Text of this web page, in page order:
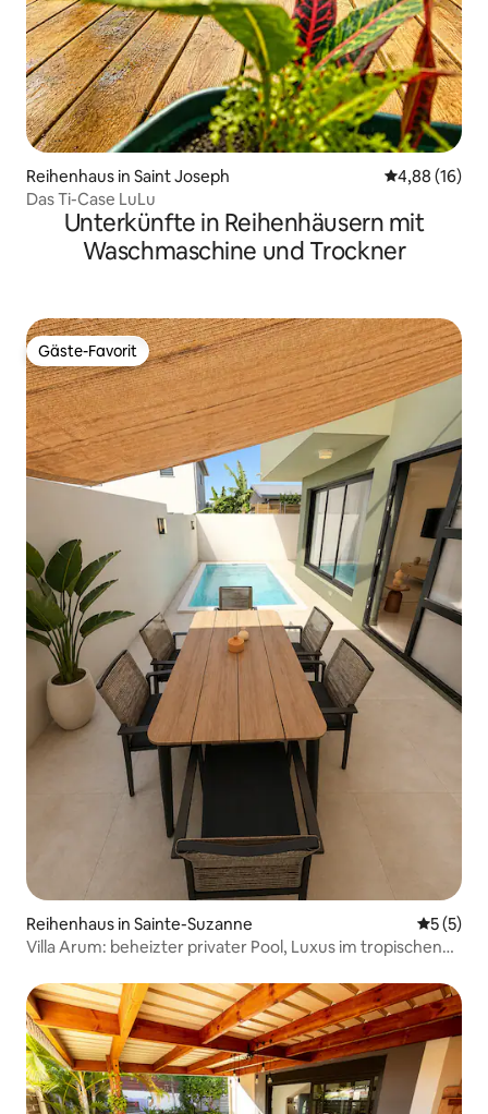
Reihenhaus in Saint Joseph
4,88 (16)
Das Ti-Case LuLu
Unterkünfte in Reihenhäusern mit
Waschmaschine und Trockner
Gäste-Favorit
Gäste-Favorit
Reihenhaus in Sainte-Suzanne
5 (5)
Villa Arum: beheizter privater Pool, Luxus im tropischen